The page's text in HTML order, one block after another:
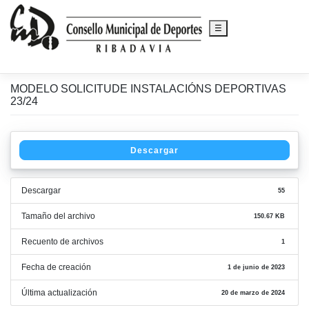
Saltar
☰
MODELO SOLICITUDE INSTALACIÓNS DEPORTIVAS
23/24
Descargar
Descargar 55
Tamaño del archivo 150.67 KB
Recuento de archivos 1
Fecha de creación 1 de junio de 2023
Última actualización 20 de marzo de 2024